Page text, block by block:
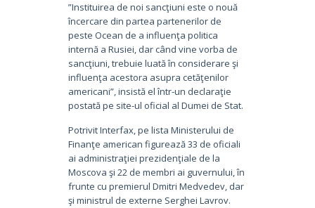
”Instituirea de noi sancţiuni este o nouă
încercare din partea partenerilor de
peste Ocean de a influenţa politica
internă a Rusiei, dar când vine vorba de
sancţiuni, trebuie luată în considerare şi
influenţa acestora asupra cetăţenilor
americani”, insistă el într-un declaraţie
postată pe site-ul oficial al Dumei de Stat.
Potrivit Interfax, pe lista Ministerului de
Finanţe american figurează 33 de oficiali
ai administraţiei prezidenţiale de la
Moscova şi 22 de membri ai guvernului, în
frunte cu premierul Dmitri Medvedev, dar
şi ministrul de externe Serghei Lavrov.